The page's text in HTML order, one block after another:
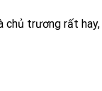
chủ trương rất hay,